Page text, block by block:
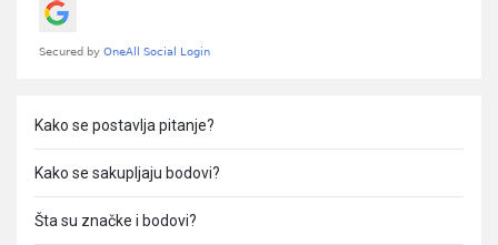
Kako se postavlja pitanje?
Kako se sakupljaju bodovi?
Šta su značke i bodovi?